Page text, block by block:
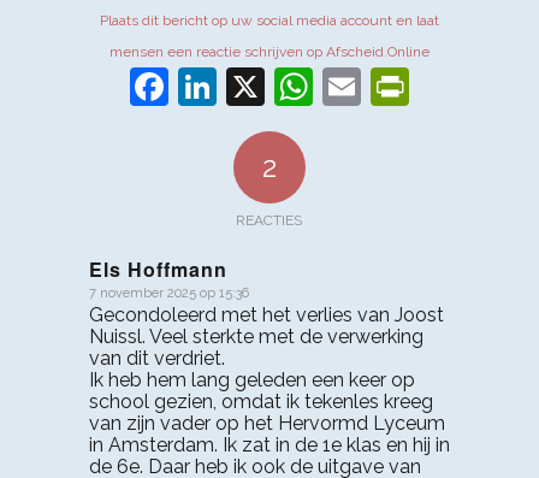
Plaats dit bericht op uw social media account en laat
mensen een reactie schrijven op Afscheid.Online
Facebook
LinkedIn
X WhatsApp
Email
2
REACTIES
Els Hoffmann
zegt:
7 november 2025 op 15:36
Gecondoleerd met het verlies van Joost
Nuissl. Veel sterkte met de verwerking
van dit verdriet.
Ik heb hem lang geleden een keer op
school gezien, omdat ik tekenles kreeg
van zijn vader op het Hervormd Lyceum
in Amsterdam. Ik zat in de 1e klas en hij in
de 6e. Daar heb ik ook de uitgave van